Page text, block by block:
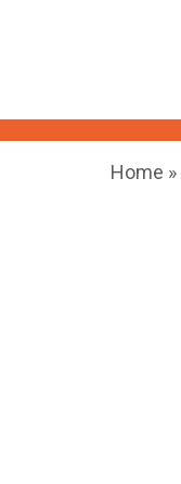
Home »